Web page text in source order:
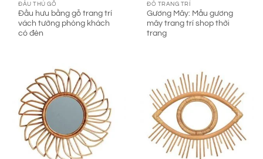
ĐẦU THÚ GỖ
Đầu hưu bằng gỗ trang trí
vách tường phòng khách
có đèn
ĐỒ TRANG TRÍ
Gương Mây: Mẫu gương
mây trang trí shop thời
trang